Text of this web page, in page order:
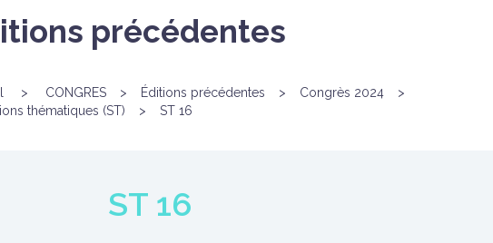
précédentes
> CONGRES > Éditions précédentes > Congrès 2024
>
thématiques (ST)
> ST 16
ST 16